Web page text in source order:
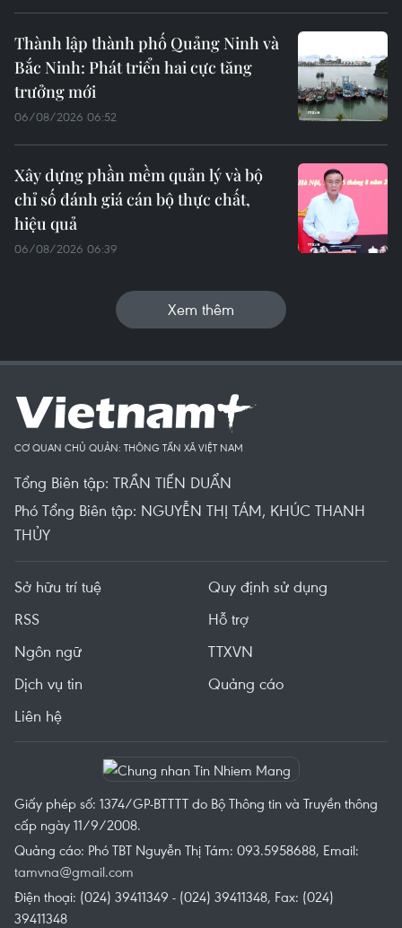
Thành lập thành phố Quảng Ninh và
Bắc Ninh: Phát triển hai cực tăng
trưởng mới
06/08/2026 06:52
Xây dựng phần mềm quản lý và bộ
chỉ số đánh giá cán bộ thực chất,
hiệu quả
06/08/2026 06:39
Xem thêm
CƠ QUAN CHỦ QUẢN: THÔNG TẤN XÃ VIỆT NAM
Tổng Biên tập: TRẦN TIẾN DUẨN
Phó Tổng Biên tập: NGUYỄN THỊ TÁM, KHÚC THANH
THỦY
Sở hữu trí tuệ
Quy định sử dụng
RSS
Hỗ trợ
Ngôn ngữ
TTXVN
Dịch vụ tin
Quảng cáo
Liên hệ
Giấy phép số: 1374/GP-BTTTT do Bộ Thông tin và Truyền thông
cấp ngày 11/9/2008.
Quảng cáo: Phó TBT Nguyễn Thị Tám: 093.5958688, Email:
tamvna@gmail.com
Điện thoại: (024) 39411349 - (024) 39411348, Fax: (024)
39411348